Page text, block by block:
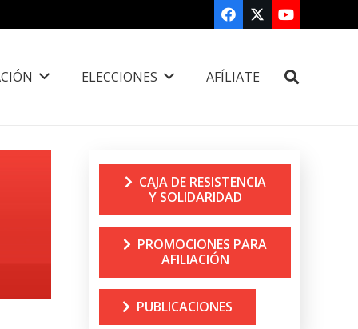
ELECCIONES AFÍLIATE
CAJA DE RESISTENCIA
Y SOLIDARIDAD
PROMOCIONES PARA
AFILIACIÓN
PUBLICACIONES